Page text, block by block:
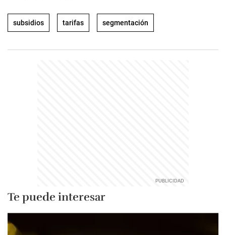
subsidios tarifas segmentación
Te puede interesar